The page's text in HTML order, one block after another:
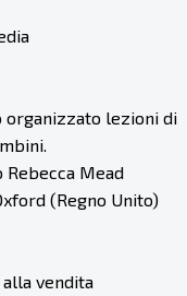
lezioni di
Mead
(Regno Unito)
vendita